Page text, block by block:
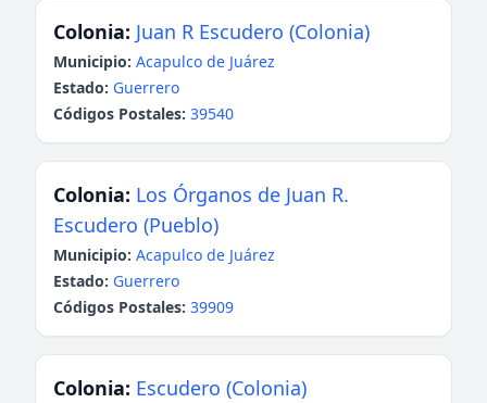
Colonia: Juan R Escudero (Colonia)
Municipio: Acapulco de Juárez
Estado: Guerrero
Códigos Postales: 39540
Colonia: Los Órganos de Juan R.
Escudero (Pueblo)
Municipio: Acapulco de Juárez
Estado: Guerrero
Códigos Postales: 39909
Colonia: Escudero (Colonia)